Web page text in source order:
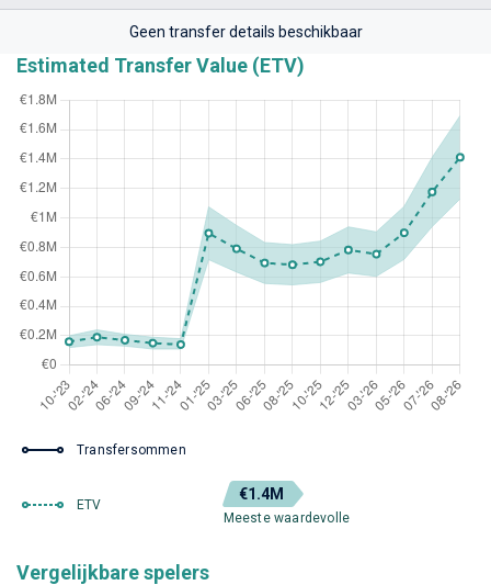
Geen transfer details beschikbaar
Estimated Transfer Value (ETV)
Transfersommen
ETV
€1.4M
Meeste waardevolle
Vergelijkbare spelers